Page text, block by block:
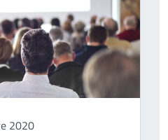
2020